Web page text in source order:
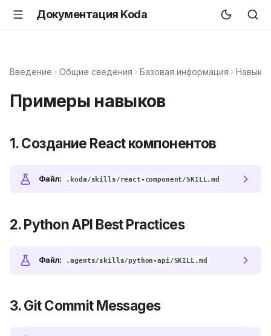
Документация Koda
Введение Общие сведения Базовая информация Навыки
Примеры навыков
1. Создание React компонентов
Файл: .koda/skills/react-component/SKILL.md
2. Python API Best Practices
Файл: .agents/skills/python-api/SKILL.md
3. Git Commit Messages